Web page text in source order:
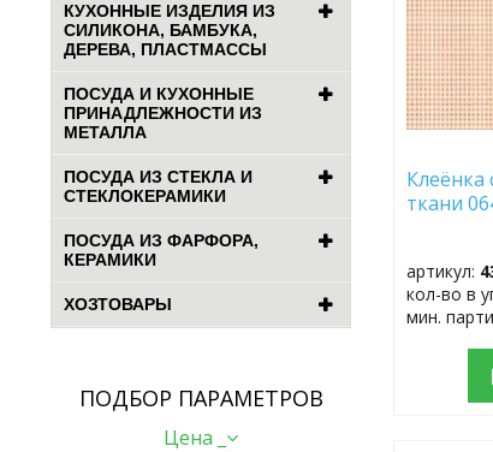
КУХОННЫЕ ИЗДЕЛИЯ ИЗ
СИЛИКОНА, БАМБУКА,
ДЕРЕВА, ПЛАСТМАССЫ
ПОСУДА И КУХОННЫЕ
ПРИНАДЛЕЖНОСТИ ИЗ
МЕТАЛЛА
ПОСУДА ИЗ СТЕКЛА И
СТЕКЛОКЕРАМИКИ
ПОСУДА ИЗ ФАРФОРА,
КЕРАМИКИ
ХОЗТОВАРЫ
ПОДБОР ПАРАМЕТРОВ
Цена _
Клеёнка
ткани
артикул:
кол-во в
мин.